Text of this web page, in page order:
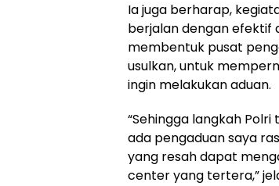
Ia juga berharap,
berjalan dengan efektif
membentuk pusat
usulkan, untuk
ingin melakukan aduan.
“Sehingga langkah
ada pengaduan saya
yang resah dapat
center yang tertera,”